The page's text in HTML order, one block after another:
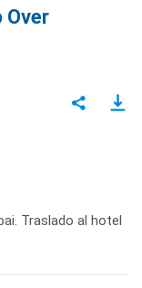
Over
Traslado al hotel